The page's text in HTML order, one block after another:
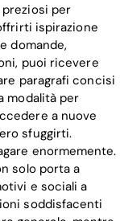
preziosi per
ispirazione
domande,
puoi ricevere
paragrafi concisi
modalità per
a nuove
sfuggirti.
enormemente.
solo porta a
e sociali a
soddisfacenti